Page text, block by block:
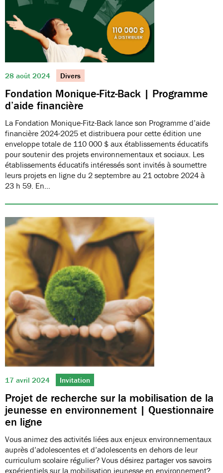
28 août 2024 Divers
Fondation Monique-Fitz-Back | Programme
d’aide financière
La Fondation Monique-Fitz-Back lance son Programme d’aide
financière 2024-2025 et distribuera pour cette édition une
enveloppe totale de 110 000 $ aux établissements éducatifs
pour soutenir des projets environnementaux et sociaux. Les
établissements éducatifs intéressés sont invités à soumettre
leurs projets en ligne du 2 septembre au 21 octobre 2024 à
23 h 59. En…
17 avril 2024 Invitation
Projet de recherche sur la mobilisation de la
jeunesse en environnement | Questionnaire
en ligne
Vous animez des activités liées aux enjeux environnementaux
auprès d’adolescentes et d’adolescents en dehors de leur
curriculum scolaire régulier? Vous désirez partager vos savoirs
expérientiels sur la mobilisation jeunesse en environnement?